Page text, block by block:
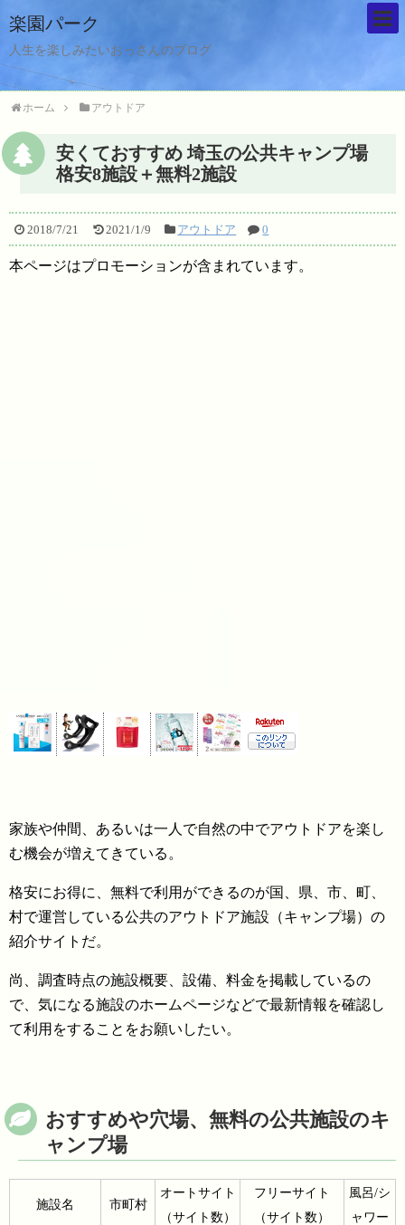
楽園パーク
人生を楽しみたいおっさんのブログ
ホーム アウトドア
安くておすすめ 埼玉の公共キャンプ場
格安8施設＋無料2施設
2018/7/21 2021/1/9 アウトドア 0
本ページはプロモーションが含まれています。
家族や仲間、あるいは一人で自然の中でアウトドアを楽し
む機会が増えてきている。
格安にお得に、無料で利用ができるのが国、県、市、町、
村で運営している公共のアウトドア施設（キャンプ場）の
紹介サイトだ。
尚、調査時点の施設概要、設備、料金を掲載しているの
で、気になる施設のホームページなどで最新情報を確認し
て利用をすることをお願いしたい。
おすすめや穴場、無料の公共施設のキ
ャンプ場
施設名 市町村
オートサイト
（サイト数）
フリーサイト
（サイト数）
風呂/シ
ャワー